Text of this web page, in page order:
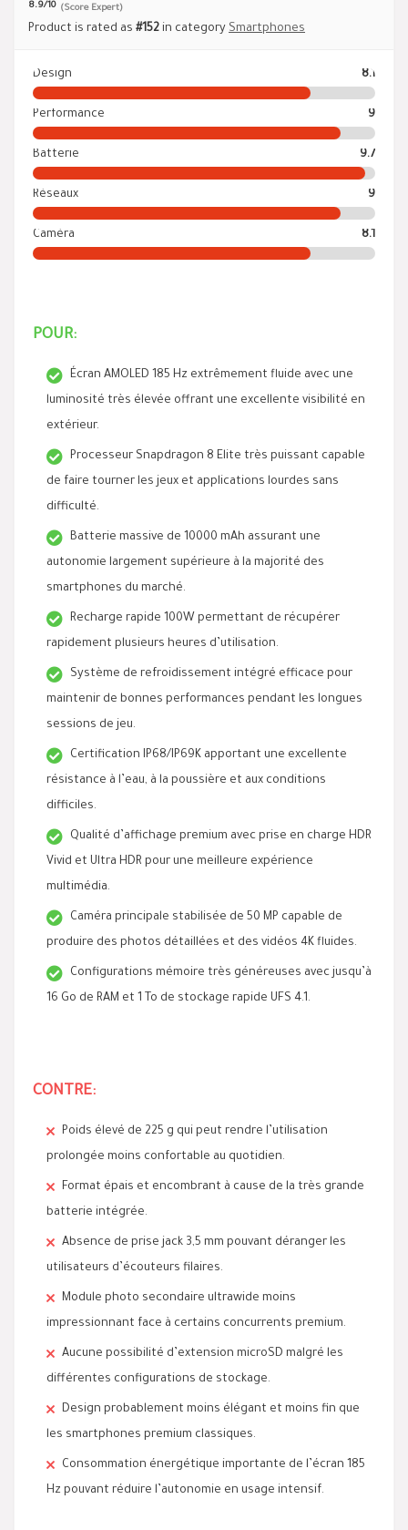
8.9/10 (Score Expert)
Product is rated as #152 in category Smartphones
Design 8.1
Performance 9
Batterie 9.7
Réseaux 9
Caméra 8.1
POUR:
Écran AMOLED 185 Hz extrêmement fluide avec une
luminosité très élevée offrant une excellente visibilité en
extérieur.
Processeur Snapdragon 8 Elite très puissant capable
de faire tourner les jeux et applications lourdes sans
difficulté.
Batterie massive de 10000 mAh assurant une
autonomie largement supérieure à la majorité des
smartphones du marché.
Recharge rapide 100W permettant de récupérer
rapidement plusieurs heures d’utilisation.
Système de refroidissement intégré efficace pour
maintenir de bonnes performances pendant les longues
sessions de jeu.
Certification IP68/IP69K apportant une excellente
résistance à l’eau, à la poussière et aux conditions
difficiles.
Qualité d’affichage premium avec prise en charge HDR
Vivid et Ultra HDR pour une meilleure expérience
multimédia.
Caméra principale stabilisée de 50 MP capable de
produire des photos détaillées et des vidéos 4K fluides.
Configurations mémoire très généreuses avec jusqu’à
16 Go de RAM et 1 To de stockage rapide UFS 4.1.
CONTRE:
Poids élevé de 225 g qui peut rendre l’utilisation
prolongée moins confortable au quotidien.
Format épais et encombrant à cause de la très grande
batterie intégrée.
Absence de prise jack 3,5 mm pouvant déranger les
utilisateurs d’écouteurs filaires.
Module photo secondaire ultrawide moins
impressionnant face à certains concurrents premium.
Aucune possibilité d’extension microSD malgré les
différentes configurations de stockage.
Design probablement moins élégant et moins fin que
les smartphones premium classiques.
Consommation énergétique importante de l’écran 185
Hz pouvant réduire l’autonomie en usage intensif.